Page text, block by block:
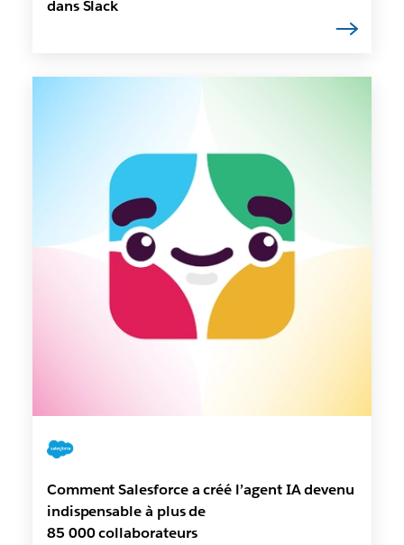
dans Slack
Comment Salesforce a créé l’agent IA devenu
indispensable à plus de
85 000 collaborateurs